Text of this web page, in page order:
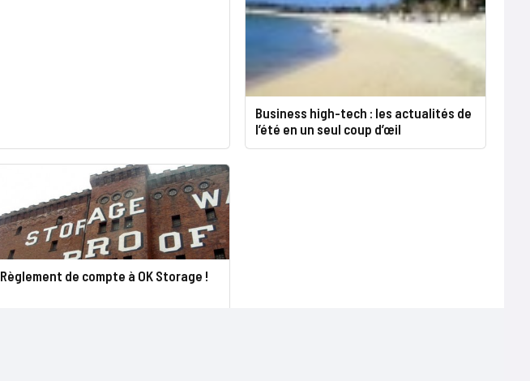
Business high-tech : les actualités de
l’été en un seul coup d’œil
Règlement de compte à OK Storage !